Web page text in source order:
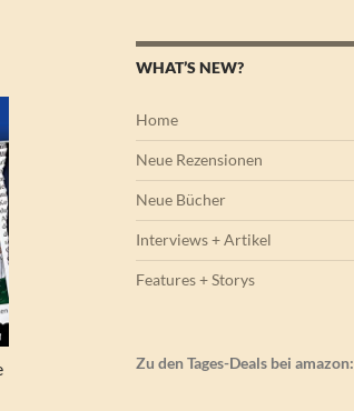
WHAT’S NEW?
Home
Neue Rezensionen
Neue Bücher
Interviews + Artikel
Features + Storys
Zu den Tages-Deals bei amazon: